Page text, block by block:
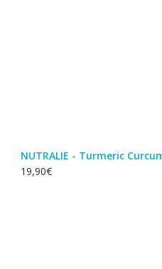
NUTRALIE - Turmeric
19,90€